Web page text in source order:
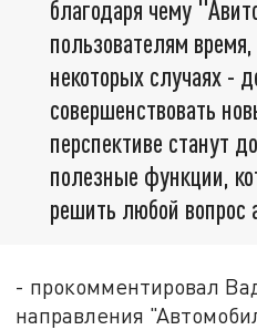
благодаря чему
пользователям
некоторых случаях -
совершенствовать
перспективе станут
полезные функции,
решить любой вопрос
- прокомментировал
направления